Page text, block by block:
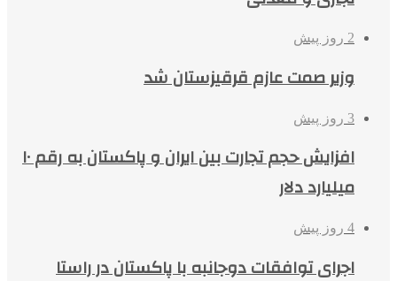
2 روز پیش
وزیر صمت عازم قرقیزستان شد
3 روز پیش
افزایش حجم تجارت بین ایران و پاکستان به رقم ۱۰
میلیارد دلار
4 روز پیش
اجرای توافقات دوجانبه با پاکستان در راستا